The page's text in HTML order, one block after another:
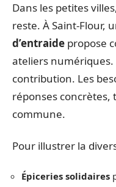
Dans les petites
reste. À Saint-Flour,
d’entraide propose
ateliers
contribution. Les
réponses concrètes,
commune.
Pour illustrer la
Épiceries solidaires